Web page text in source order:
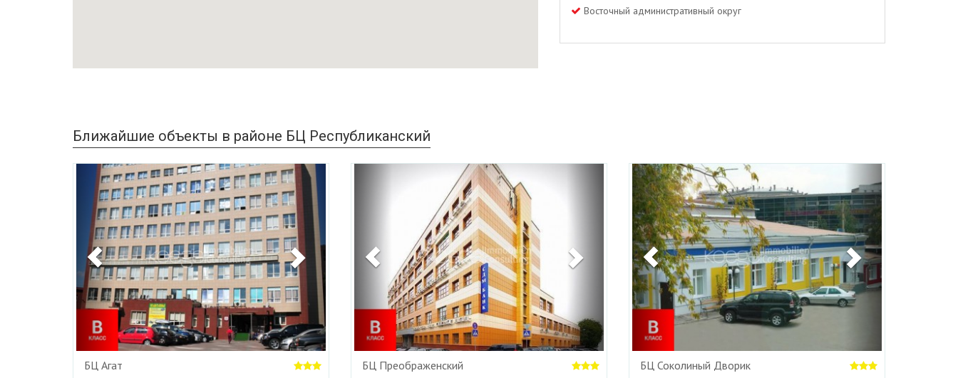
Восточный административный округ
Ближайшие объекты в районе БЦ Республиканский
Previous Next
БЦ Агат БЦ Преображенский
Previous
БЦ Соколиный Дворик